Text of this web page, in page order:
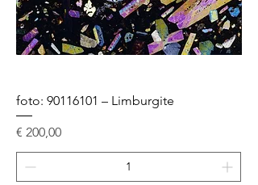
foto: 90116101 – Limburgite
Prijs
€ 200,00